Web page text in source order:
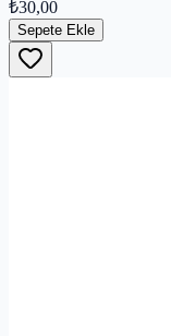
₺30,00
Sepete Ekle